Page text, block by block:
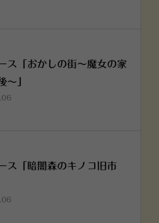
ス「おかしの街～魔女の家
～」
ス「暗闇森のキノコ旧市